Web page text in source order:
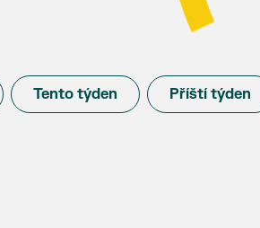
Tento týden Příští týden